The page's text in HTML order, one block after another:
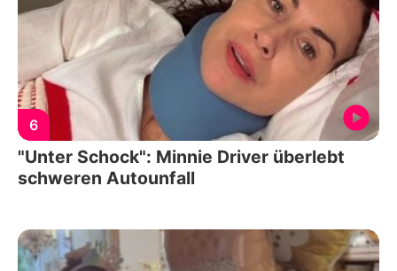
6
"Unter Schock": Minnie Driver überlebt
schweren Autounfall